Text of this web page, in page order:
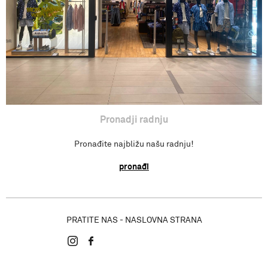
Pronadji radnju
Pronađite najbližu našu radnju!
pronađi
PRATITE NAS - NASLOVNA STRANA